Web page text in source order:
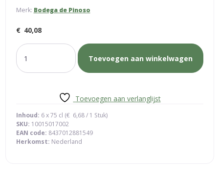
Merk: Bodega de Pinoso
€ 40,08
rode-
wijn
almorqui
Toevoegen aan winkelwagen
Toevoegen aan verlanglijst
Inhoud: 6 x 75 cl (€ 6,68/ 1 Stuk)
SKU: 10015017002
EAN code: 8437012881549
Herkomst: Nederland